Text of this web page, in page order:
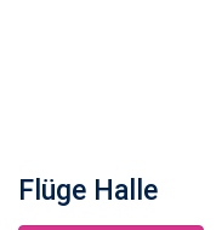
Flüge Halle